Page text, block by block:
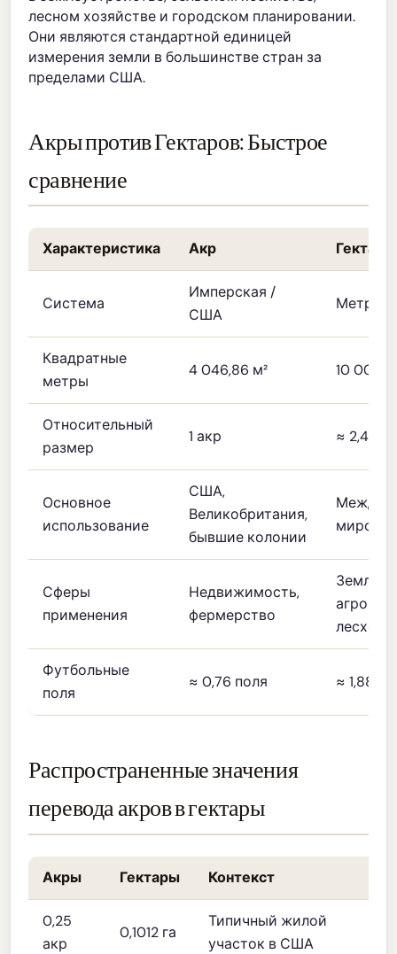
лесном хозяйстве и городском планировании.
Они являются стандартной единицей
измерения земли в большинстве стран за
пределами США.
Акры против Гектаров: Быстрое
сравнение
Характеристика Акр Гектар
Система
Имперская /
США
Квадратные
метры
4 046,86 м² 10 000
Относительный
размер
1 акр ≈ 2,47
Основное
использование
США,
Великобритания,
бывшие колонии
Сферы
применения
Недвижимость,
фермерство
лесхоз
Футбольные
поля
≈ 0,76 поля ≈ 1,88
Распространенные значения
перевода акров в гектары
Акры Гектары Контекст
0,25
акр
0,1012 га
Типичный жилой
участок в США